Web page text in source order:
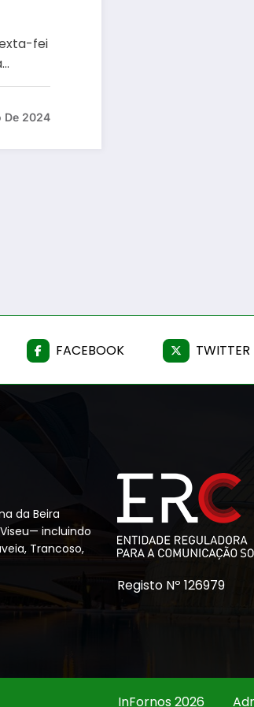
fei
De 2024
FACEBOOK TWITTER
da Beira
incluindo
Trancoso,
Registo Nº 126979
InFornos 2026